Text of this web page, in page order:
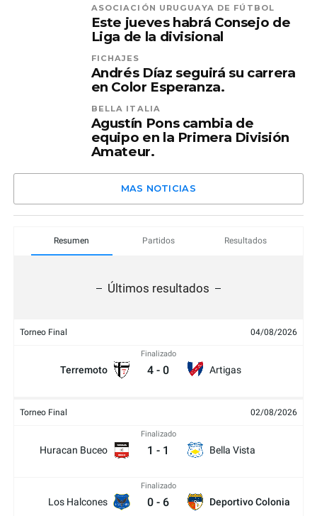
ASOCIACIÓN URUGUAYA DE FÚTBOL
Este jueves habrá Consejo de
Liga de la divisional
FICHAJES
Andrés Díaz seguirá su carrera
en Color Esperanza.
BELLA ITALIA
Agustín Pons cambia de
equipo en la Primera División
Amateur.
MAS NOTICIAS
Resumen Partidos Resultados
Últimos resultados
Torneo Final 04/08/2026
Terremoto
Finalizado
4 - 0 Artigas
Torneo Final 02/08/2026
Huracan Buceo
Finalizado
1 - 1 Bella Vista
Los Halcones
Finalizado
0 - 6 Deportivo Colonia